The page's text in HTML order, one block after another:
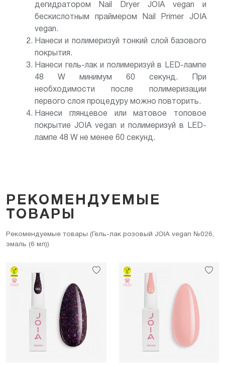
дегидратором Nail Dryer JOIA vegan и
бескислотным праймером Nail Primer JOIA
vegan.
Нанеси и полимеризуй тонкий слой базового
покрытия.
Нанеси гель-лак и полимеризуй в LED-лампе
48 W минимум 60 секунд. При
необходимости после полимеризации
первого слоя процедуру можно повторить.
Нанеси глянцевое или матовое топовое
покрытие JOIA vegan и полимеризуй в LED-
лампе 48 W не менее 60 секунд.
РЕКОМЕНДУЕМЫЕ
ТОВАРЫ
Рекомендуемые товары (Гель-лак розовый JOIA vegan №026,
эмаль (6 мл))